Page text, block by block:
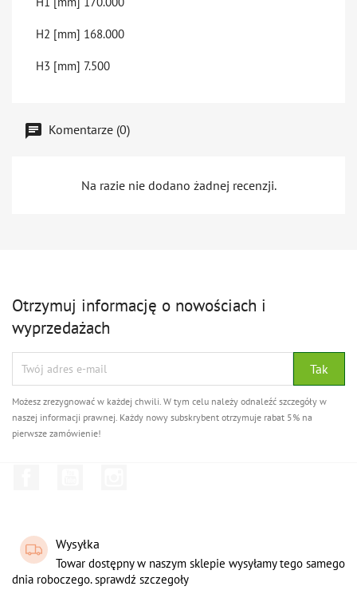
H2 [mm] 168.000
H3 [mm] 7.500
Komentarze (0)
Na razie nie dodano żadnej recenzji.
Otrzymuj informację o nowościach i
wyprzedażach
Możesz zrezygnować w każdej chwili. W tym celu należy odnaleźć szczegóły w
naszej informacji prawnej. Każdy nowy subskrybent otrzymuje rabat 5% na
pierwsze zamówienie!
Wysyłka
Towar dostępny w naszym sklepie wysyłamy tego samego
dnia roboczego. sprawdź szczegoły